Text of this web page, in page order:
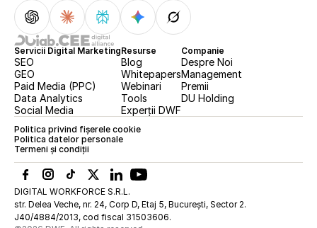
Servicii Digital Marketing
SEO
GEO
Paid Media (PPC)
Data Analytics
Social Media
Resurse
Blog
Whitepapers
Webinari
Tools
Experții DWF
Companie
Despre Noi
Management
Premii
DU Holding
Politica privind fișerele cookie
Politica datelor personale
Termeni și condiții
DIGITAL WORKFORCE S.R.L.
str. Delea Veche, nr. 24, Corp D, Etaj 5, București, Sector 2.
J40/4884/2013, cod fiscal 31503606.